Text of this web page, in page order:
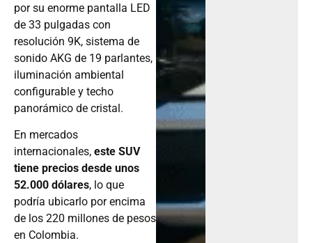
por su enorme pantalla LED
de 33 pulgadas con
resolución 9K, sistema de
sonido AKG de 19 parlantes,
iluminación ambiental
configurable y techo
panorámico de cristal.
En mercados
internacionales, este SUV
tiene precios desde unos
52.000 dólares, lo que
podría ubicarlo por encima
de los 220 millones de pesos
en Colombia.